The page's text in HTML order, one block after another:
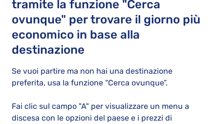
tramite la funzione "Cerca
ovunque" per trovare il giorno più
economico in base alla
destinazione
Se vuoi partire ma non hai una destinazione
preferita, usa la funzione “Cerca ovunque”.
Fai clic sul campo "A" per visualizzare un menu a
discesa con le opzioni del paese e i prezzi di